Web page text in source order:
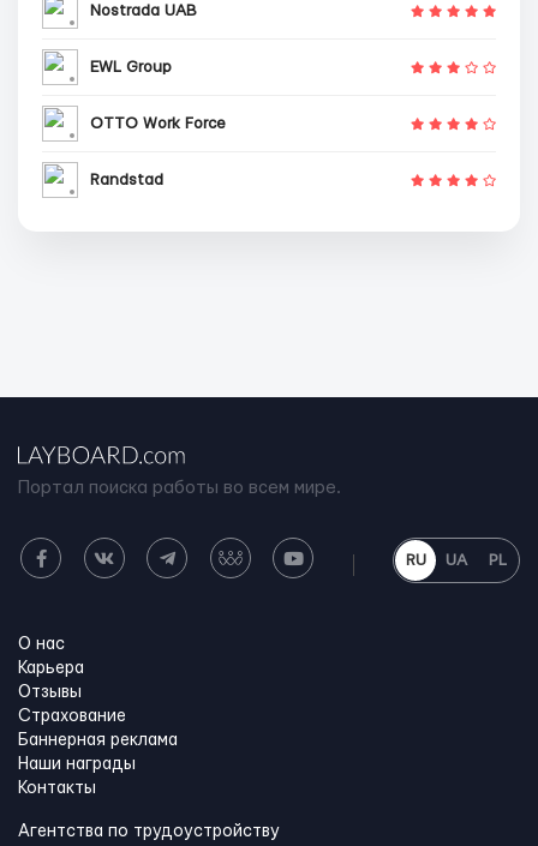
Nostrada UAB
EWL Group
OTTO Work Force
Randstad
Портал поиска работы во всем мире.
RU UA PL
О нас
Карьера
Отзывы
Страхование
Баннерная реклама
Наши награды
Контакты
Агентства по трудоустройству